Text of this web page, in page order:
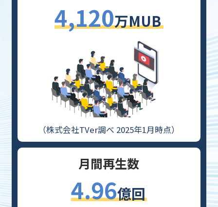
4,120万MUB
（株式会社TVer調べ 2025年1月時点）
月間再生数
4.96億回